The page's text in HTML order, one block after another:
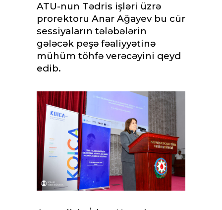
ATU-nun Tədris işləri üzrə
prorektoru Anar Ağayev bu cür
sessiyaların tələbələrin
gələcək peşə fəaliyyətinə
mühüm töhfə verəcəyini qeyd
edib.